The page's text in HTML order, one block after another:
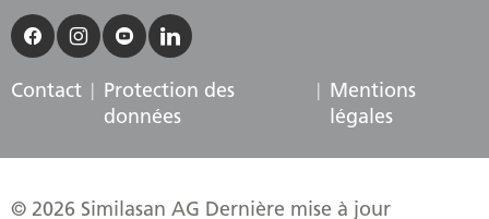
Contact
Protection des
données
Mentions
légales
© 2026 Similasan AG Dernière mise à jour